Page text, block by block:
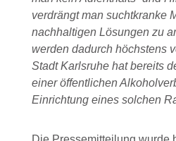
verdrängt man suchtkranke
nachhaltigen Lösungen zu
werden dadurch höchstens
Stadt Karlsruhe hat bereits
einer öffentlichen
Einrichtung eines solchen